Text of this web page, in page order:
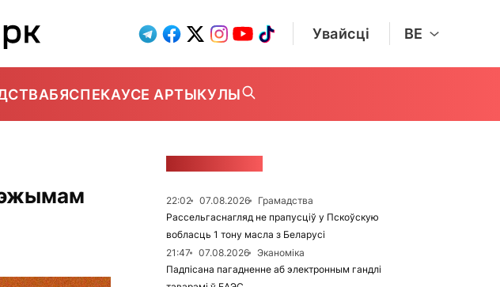
Увайсці BE
БЯСПЕКАУСЕ АРТЫКУЛЫ
22:02 07.08.2026
Грамадства
Рассельгаснагляд не прапусціў у Пскоўскую
вобласць 1 тону масла з Беларусі
21:47
07.08.2026
Эканоміка
Падпісана пагадненне аб электронным гандлі